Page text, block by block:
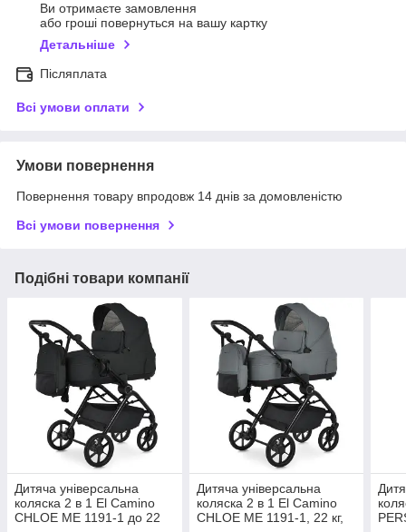
Ви отримаєте замовлення
або гроші повернуться на вашу картку
Детальніше
Післяплата
Всі умови оплати
Умови повернення
Повернення товару впродовж 14 днів за домовленістю
Всі умови повернення
Подібні товари компанії
Дитяча універсальна
коляска 2 в 1 El Camino
CHLOE ME 1191-1 до 22
Дитяча універсальна
коляска 2 в 1 El Camino
CHLOE ME 1191-1, 22 кг,